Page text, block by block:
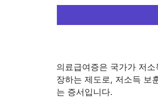
의료급여증은 국가가 저
장하는 제도로, 저소득 보
는 증서입니다.